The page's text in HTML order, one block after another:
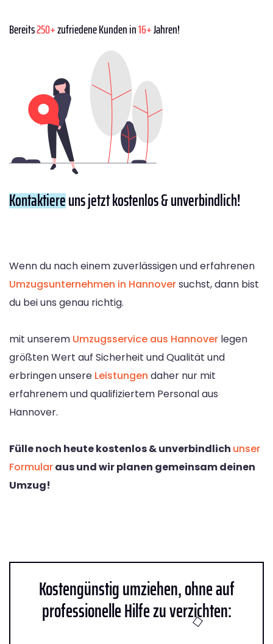
Bereits250+zufriedene Kunden in16+Jahren!
Kontaktiereuns jetzt kostenlos & unverbindlich!
Wenn du nach einem zuverlässigen und erfahrenen
Umzugsunternehmen in Hannoversuchst, dann bist
du bei uns genau richtig.
mit unserem Umzugsservice aus Hannover legen
größten Wert auf Sicherheit und Qualität und
erbringen unsere Leistungen daher nur mit
erfahrenem und qualifiziertem Personal aus
Hannover.
Fülle noch heute kostenlos & unverbindlich unser
Formularaus und wir planen gemeinsam deinen
Umzug!
Kostengünstig umziehen, ohne auf
professionelle Hilfe zu verzichten: